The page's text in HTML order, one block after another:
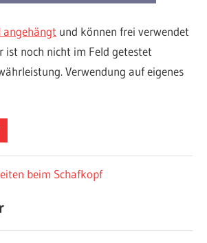
angehängt und können frei verwendet
ist noch nicht im Feld getestet
Verwendung auf eigenes
beim Schafkopf